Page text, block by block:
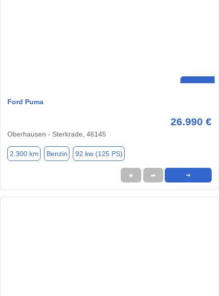
Ford Puma
26.990 €
Oberhausen - Sterkrade, 46145
2.300 km Benzin 92 kw (125 PS)
★ ➦ ➜